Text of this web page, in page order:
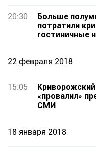
20:30
Больше
потратили
гостиничные
22 февраля 2018
15:05
«провалил»
СМИ
18 января 2018